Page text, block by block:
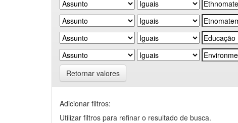
Retornar valores
Adicionar filtros:
Utilizar filtros para refinar o resultado de busca.